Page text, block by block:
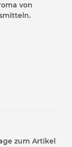
von
zum Artikel